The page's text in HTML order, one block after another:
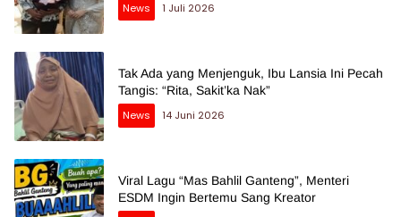
News
1 Juli 2026
Tak Ada yang Menjenguk, Ibu Lansia Ini Pecah
Tangis: “Rita, Sakit’ka Nak”
News
14 Juni 2026
Viral Lagu “Mas Bahlil Ganteng”, Menteri
ESDM Ingin Bertemu Sang Kreator